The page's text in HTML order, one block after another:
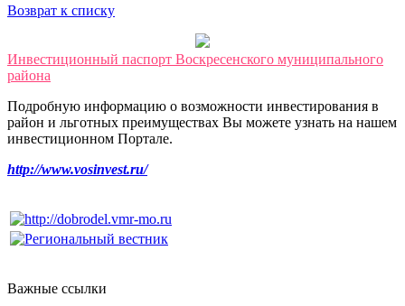
Возврат к списку
Инвестиционный паспорт Воскресенского муниципального
района
Подробную информацию о возможности инвестирования в
район и льготных преимуществах Вы можете узнать на нашем
инвестиционном Портале.
http://www.vosinvest.ru/
Важные ссылки